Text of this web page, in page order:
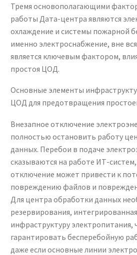
Тремя основополагающими
работы Дата-центра являются
охлаждение и системы пожарной
именно электроснабжение, вне
является ключевым фактором,
простоя ЦОД.
Основные элементы
ЦОД для предотвращения
Внезапное отключение
полностью остановить работу
данных. Перебои в подаче
сказываются на работе ИТ-
отключение может привести к
повреждению файлов и
Для центра обработки данных
резервирования,
инфраструктуру электропитания,
гарантировать бесперебойную
даже если основные линии